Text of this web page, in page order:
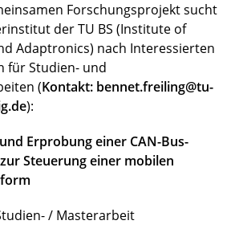
Forschungsprojekt sucht
der TU BS (Institute of
Adaptronics) nach Interessierten
für Studien- und
(Kontakt: bennet.freiling@tu-
):
Erprobung einer CAN-Bus-
Steuerung einer mobilen
/ Masterarbeit